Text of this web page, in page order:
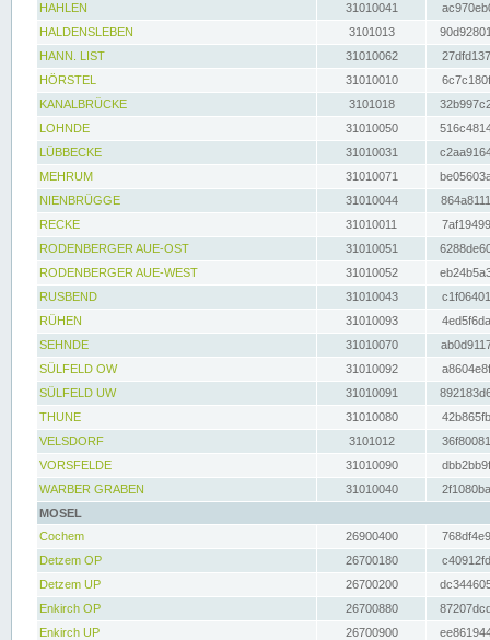
HAHLEN
31010041
HALDENSLEBEN
3101013
HANN. LIST
31010062
HÖRSTEL
31010010
KANALBRÜCKE
3101018
LOHNDE
31010050
LÜBBECKE
31010031
MEHRUM
31010071
NIENBRÜGGE
31010044
RECKE
31010011
RODENBERGER AUE-OST
31010051
RODENBERGER AUE-WEST
31010052
RUSBEND
31010043
RÜHEN
31010093
SEHNDE
31010070
SÜLFELD OW
31010092
SÜLFELD UW
31010091
THUNE
31010080
VELSDORF
3101012
VORSFELDE
31010090
WARBER GRABEN
31010040
MOSEL
Cochem
26900400
Detzem OP
26700180
Detzem UP
26700200
Enkirch OP
26700880
Enkirch UP
26700900